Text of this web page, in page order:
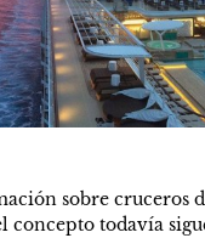
sobre cruceros
concepto todavía